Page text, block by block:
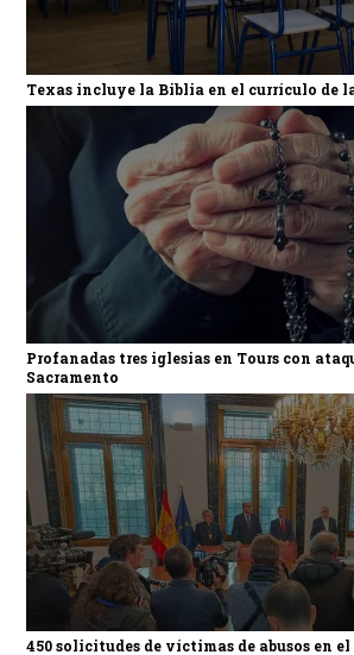
Texas incluye la Biblia en el currículo de
Profanadas tres iglesias en Tours con
Sacramento
450 solicitudes de víctimas de abusos en